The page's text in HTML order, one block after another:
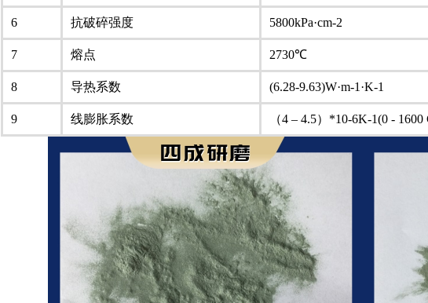
6 抗破碎强度 5800kPa·cm-2
7 熔点 2730℃
8 导热系数 (6.28-9.63)W·m-1·K-1
9 线膨胀系数 （4 – 4.5）*10-6K-1(0 - 1600